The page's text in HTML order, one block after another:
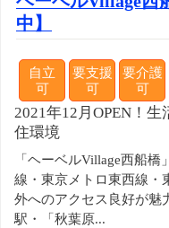
中】
自立
可
要支援
可
要介護
可
2021年12月OPEN！
住環境
「ヘーベルVillage西船
線・東京メトロ東西線・
外へのアクセス良好が魅
駅・「秋葉原...